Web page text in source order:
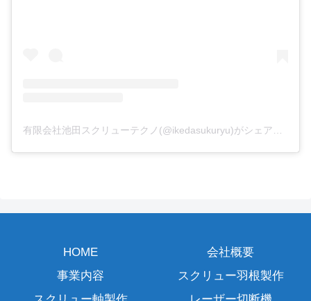
有限会社池田スクリューテクノ(@ikedasukuryu)がシェアした投稿
HOME
会社概要
事業内容
スクリュー羽根製作